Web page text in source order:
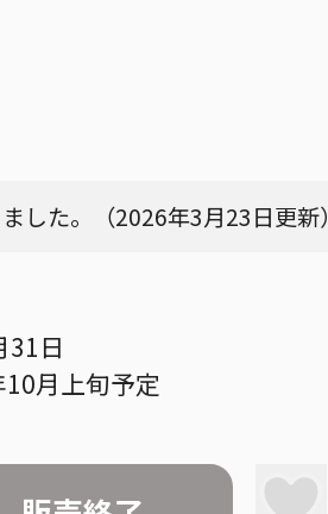
した。（2026年3月23日更新）
31日
月上旬予定